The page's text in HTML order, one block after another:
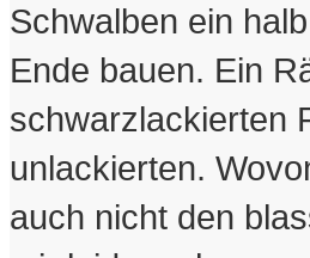
Schwalben ein
Ende bauen. Ein
schwarzlackierten
unlackierten.
auch nicht den